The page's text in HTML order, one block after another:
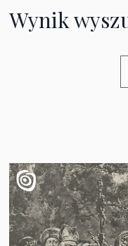
Wynik